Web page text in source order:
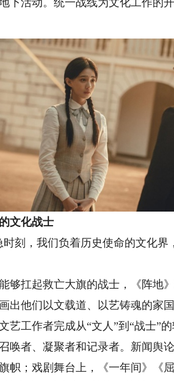
文化战士
时刻，我们负着历史使命的文化
扛起救亡大旗的战士，《阵地
出他们以文载道、以艺铸魂的家国
工作者完成从“文人”到“战士”
唤者、凝聚者和记录者。新闻舆
帜；戏剧舞台上，《一年间》《